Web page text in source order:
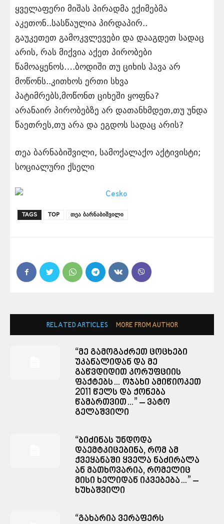
ყველაფერი მიშას პირადმა ექიმებმა
აკეთონ..სასწაულია პირდაპირ..
გაუკეთეთ გამოკვლევები და დააგდეთ სადაც
არის, რას მიქვია აქეთ პირობები
წამოაყენოს….ბოდიში თუ ციხის ჰავა არ
მოწონს..კითხოს ერთი სხვა
პატიმრებს,მოწონთ ციხეში ყოფნა?
არანაირ პირობებზე არ დათანხმდეთ,თუ უნდა
წაეთრეს,თუ არა და ეგდოს სადაც არის?
თეა ბარნაბიშვილი, სამოქალაქო აქტივისტი;
სოციალური ქსელი
TAGS TOP თეა ბარნაბიშვილი
RELATED ARTICLES MORE FROM AUTHOR
“მე გამოგაძრეთ ცოცხები
უკანალიდან და მე
გაწვდიდით კორუფციის
ფაქტებს… ოჯახი ამიწიოკეთ
2011 წელს და ქონება
წამართვით…” – ვატო
გელაშვილი
“ბიძინას უნდოდა
დაემტკიცებინა, რომ ამ
ქვეყანაში ყველა ნაძირალა
ან მათხოვარია, რომელიც
მისი ხელიდან იკვებება…” –
ხუხაშვილი
“გახარია ვერაფერს